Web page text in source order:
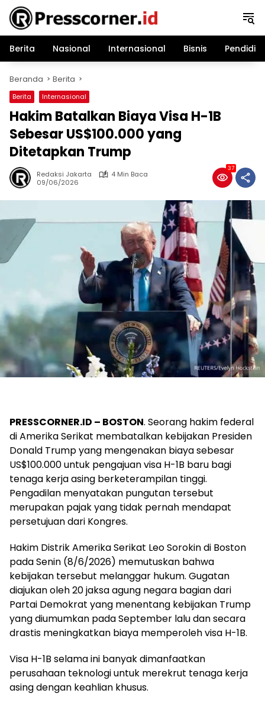
Langsung
konten
Berita
Nasional Internasional Bisnis
Beranda Berita
Berita Internasional
Hakim Batalkan Biaya Visa H-1B
Sebesar US$100.000 yang
Ditetapkan Trump
Redaksi Jakarta
4 Min Baca
09/06/2026
37
PRESSCORNER.ID – BOSTON. Seorang hakim federal
di Amerika Serikat membatalkan kebijakan Presiden
Donald Trump yang mengenakan biaya sebesar
US$100.000 untuk pengajuan visa H-1B baru bagi
tenaga kerja asing berketerampilan tinggi.
Pengadilan menyatakan pungutan tersebut
merupakan pajak yang tidak pernah mendapat
persetujuan dari Kongres.
Hakim Distrik Amerika Serikat Leo Sorokin di Boston
pada Senin (8/6/2026) memutuskan bahwa
kebijakan tersebut melanggar hukum. Gugatan
diajukan oleh 20 jaksa agung negara bagian dari
Partai Demokrat yang menentang kebijakan Trump
yang diumumkan pada September lalu dan secara
drastis meningkatkan biaya memperoleh visa H-1B.
Visa H-1B selama ini banyak dimanfaatkan
perusahaan teknologi untuk merekrut tenaga kerja
asing dengan keahlian khusus.